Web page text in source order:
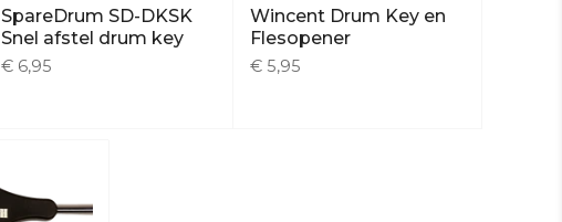
SpareDrum SD-DKSK
Snel afstel drum key
€ 6,95
Wincent Drum Key en
Flesopener
€ 5,95